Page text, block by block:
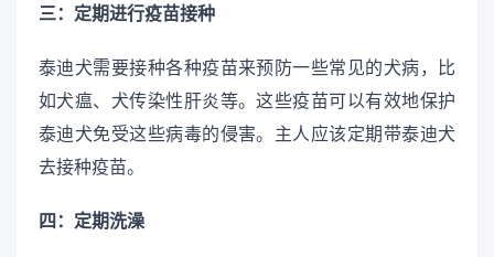
三：定期进行疫苗接种
泰迪犬需要接种各种疫苗来预防一些常见的犬病，比
如犬瘟、犬传染性肝炎等。这些疫苗可以有效地保护
泰迪犬免受这些病毒的侵害。主人应该定期带泰迪犬
去接种疫苗。
四：定期洗澡